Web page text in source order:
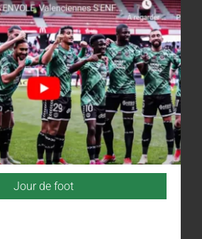
Jour de foot